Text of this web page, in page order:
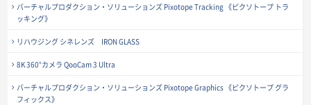
バーチャルプロダクション・ソリューションズ Pixotope Tracking 《ピクソトープ トラ
ッキング》
リハウジング シネレンズ IRON GLASS
8K 360°カメラ QooCam 3 Ultra
バーチャルプロダクション・ソリューションズ Pixotope Graphics 《ピクソトープ グラ
フィックス》